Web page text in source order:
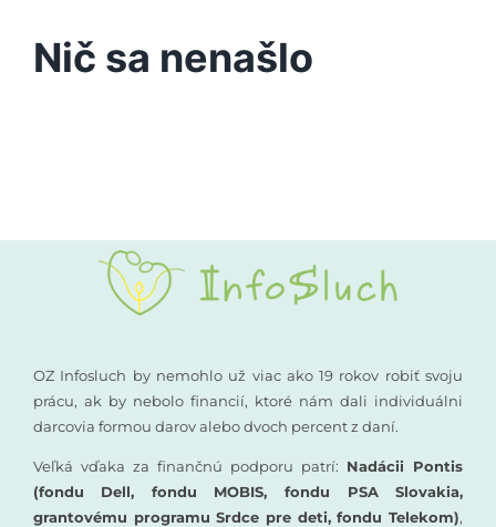
Podporte nás
Vyšetrenia sluchu
Rané poradenstvo
Vzdelávanie
Nič sa nenašlo
OZ Infosluch by nemohlo už viac ako 19 rokov robiť svoju
prácu, ak by nebolo financií, ktoré nám dali individuálni
darcovia formou darov alebo dvoch percent z daní.
Veľká vďaka za finančnú podporu patrí: Nadácii Pontis
(fondu Dell, fondu MOBIS, fondu PSA Slovakia,
grantovému programu Srdce pre deti, fondu Telekom),